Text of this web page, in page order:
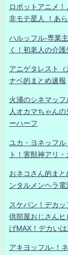
ロボットアニメ
非モテ星人 ！あ
ハルッフル-専業
く！初老人の介
アニゲタレスト
ナベ的まとめ速報
火浦のシネマッ
人オカマちゃん
ーハーフ
ユカ・ヨネッフ
ト！害獣神アリ
おネコさん的ま
ンタルメンヘラ
スケバン！デカ
供部屋おじさん
げMAX！デカい
アキヨッフル-！